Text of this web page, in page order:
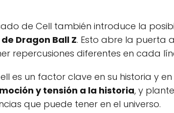
de Cell también introduce la
Dragon Ball Z. Esto abre la puerta
repercusiones diferentes en cada
es un factor clave en su historia y
y tensión a la historia, y
que puede tener en el universo.